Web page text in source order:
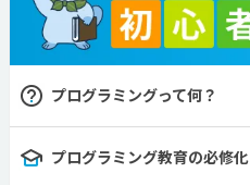
プログラミングって何？
プログラミング教育の必修化